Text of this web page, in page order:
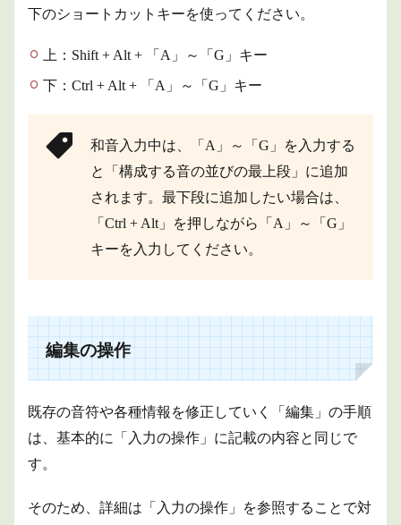
下のショートカットキーを使ってください。
上：Shift + Alt + 「A」～「G」キー
下：Ctrl + Alt + 「A」～「G」キー
和音入力中は、「A」～「G」を入力する
と「構成する音の並びの最上段」に追加
されます。最下段に追加したい場合は、
「Ctrl + Alt」を押しながら「A」～「G」
キーを入力してください。
編集の操作
既存の音符や各種情報を修正していく「編集」の手順
は、基本的に「入力の操作」に記載の内容と同じで
す。
そのため、詳細は「入力の操作」を参照することで対